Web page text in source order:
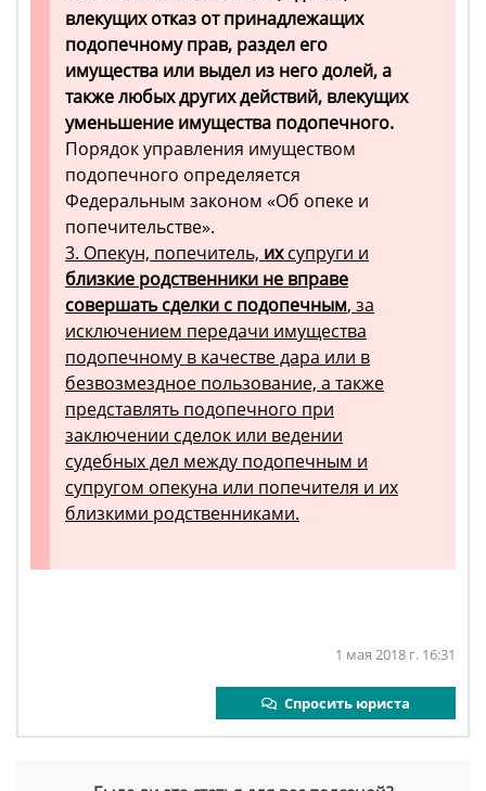
влекущих отказ от принадлежащих
подопечному прав, раздел его
имущества или выдел из него долей, а
также любых других действий, влекущих
уменьшение имущества подопечного.
Порядок управления имуществом
подопечного определяется
Федеральным законом «Об опеке и
попечительстве».
3. Опекун, попечитель, ихсупруги и
близкие родственники не вправе
совершать сделки с подопечным, за
исключением передачи имущества
подопечному в качестве дара или в
безвозмездное пользование, а также
представлять подопечного при
заключении сделок или ведении
судебных дел между подопечным и
супругом опекуна или попечителя и их
близкими родственниками.
1 мая 2018 г. 16:31
Спросить юриста